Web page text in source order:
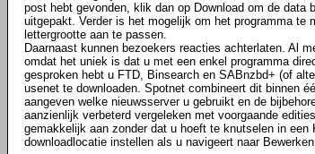
post hebt gevonden, klik dan op Download om de data
uitgepakt. Verder is het mogelijk om het programma te
lettergrootte aan te passen.
Daarnaast kunnen bezoekers reacties achterlaten. Al
omdat het uniek is dat u met een enkel programma
gesproken hebt u FTD, Binsearch en SABnzbd+ (of
usenet te downloaden. Spotnet combineert dit binnen
aangeven welke nieuwsserver u gebruikt en de
aanzienlijk verbeterd vergeleken met voorgaande
gemakkelijk aan zonder dat u hoeft te knutselen in
downloadlocatie instellen als u navigeert naar